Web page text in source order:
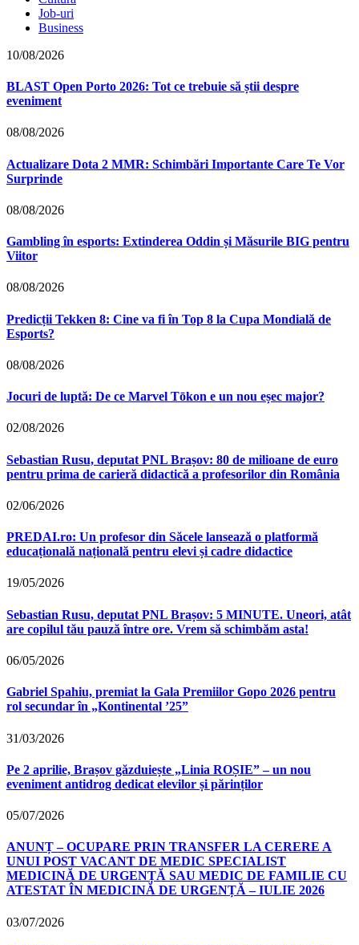
Job-uri
Business
10/08/2026
BLAST Open Porto 2026: Tot ce trebuie să știi despre
eveniment
08/08/2026
Actualizare Dota 2 MMR: Schimbări Importante Care Te Vor
Surprinde
08/08/2026
Gambling în esports: Extinderea Oddin și Măsurile BIG pentru
Viitor
08/08/2026
Predicții Tekken 8: Cine va fi în Top 8 la Cupa Mondială de
Esports?
08/08/2026
Jocuri de luptă: De ce Marvel Tōkon e un nou eșec major?
02/08/2026
Sebastian Rusu, deputat PNL Brașov: 80 de milioane de euro
pentru prima de carieră didactică a profesorilor din România
02/06/2026
PREDAI.ro: Un profesor din Săcele lansează o platformă
educațională națională pentru elevi și cadre didactice
19/05/2026
Sebastian Rusu, deputat PNL Brașov: 5 MINUTE. Uneori, atât
are copilul tău pauză între ore. Vrem să schimbăm asta!
06/05/2026
Gabriel Spahiu, premiat la Gala Premiilor Gopo 2026 pentru
rol secundar în „Kontinental ’25”
31/03/2026
Pe 2 aprilie, Brașov găzduiește „Linia ROȘIE” – un nou
eveniment antidrog dedicat elevilor și părinților
05/07/2026
ANUNȚ – OCUPARE PRIN TRANSFER LA CERERE A
UNUI POST VACANT DE MEDIC SPECIALIST
MEDICINĂ DE URGENȚĂ SAU MEDIC DE FAMILIE CU
ATESTAT ÎN MEDICINĂ DE URGENȚĂ – IULIE 2026
03/07/2026